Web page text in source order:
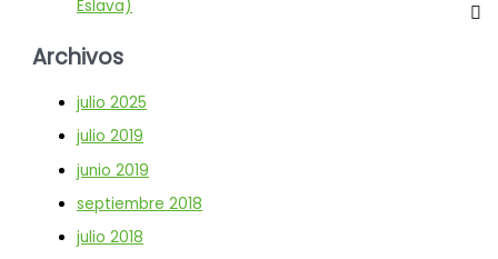
Eslava)
Archivos
julio 2025
julio 2019
junio 2019
septiembre 2018
julio 2018